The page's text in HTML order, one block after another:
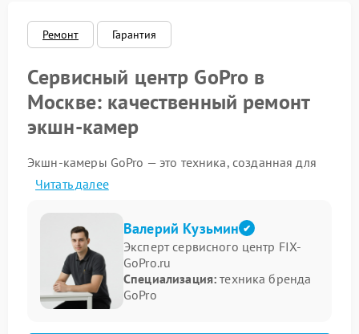
Ремонт Гарантия
Сервисный центр GoPro в
Москве: качественный ремонт
экшн-камер
Экшн-камеры GoPro — это техника, созданная для
экстремальных условий, но даже такие надёжные
устройства могуть выходить из строя: внезапно
последствий падений. Наш сервисный центр GoPro
в Москве предлагает профессиональный ремонт
любых моделей камер — от HERO до MAX.
Какие устройства GoPro мы
ремонтируем
Читать далее
Валерий Кузьмин
Эксперт сервисного центр FIX-
GoPro.ru
Специализация: техника бренда
GoPro